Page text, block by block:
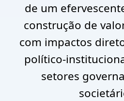
de um
construção de
com impactos
político-
setores